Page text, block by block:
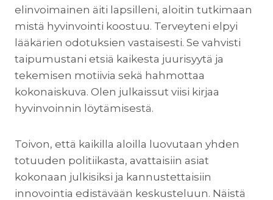
elinvoimainen äiti lapsilleni, aloitin tutkimaan
mistä hyvinvointi koostuu. Terveyteni elpyi
lääkärien odotuksien vastaisesti. Se vahvisti
taipumustani etsiä kaikesta juurisyytä ja
tekemisen motiivia sekä hahmottaa
kokonaiskuva. Olen julkaissut viisi kirjaa
hyvinvoinnin löytämisestä.
Toivon, että kaikilla aloilla luovutaan yhden
totuuden politiikasta, avattaisiin asiat
kokonaan julkisiksi ja kannustettaisiin
innovointia edistävään keskusteluun. Näistä